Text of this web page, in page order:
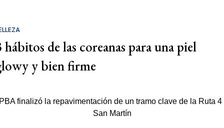
hábitos de las coreanas para una piel
y bien firme